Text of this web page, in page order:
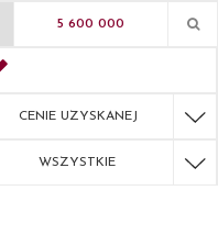
CENIE UZYSKANEJ
WSZYSTKIE